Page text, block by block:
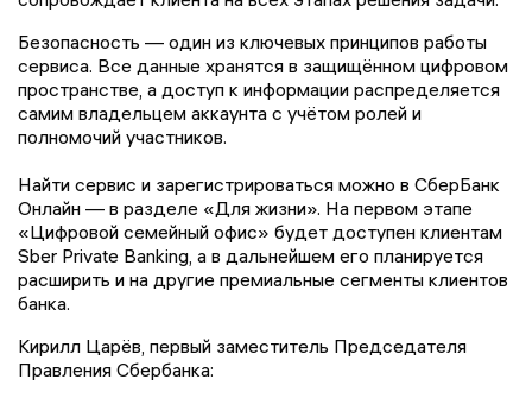
Безопасность — один из ключевых принципов работы
сервиса. Все данные хранятся в защищённом цифровом
пространстве, а доступ к информации распределяется
самим владельцем аккаунта с учётом ролей и
полномочий участников.
Найти сервис и зарегистрироваться можно в СберБанк
Онлайн — в разделе «Для жизни». На первом этапе
«Цифровой семейный офис» будет доступен клиентам
Sber Private Banking, а в дальнейшем его планируется
расширить и на другие премиальные сегменты клиентов
банка.
Кирилл Царёв, первый заместитель Председателя
Правления Сбербанка: